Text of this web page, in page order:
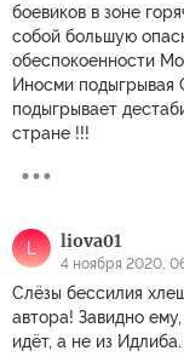
боевиков в зоне
собой большую
обеспокоенности
Иносми
подыгрывает
стране !!!
L liova01
4 ноября 2020,
Слёзы бессилия
автора! Завидно
идёт, а не из Идлиба.